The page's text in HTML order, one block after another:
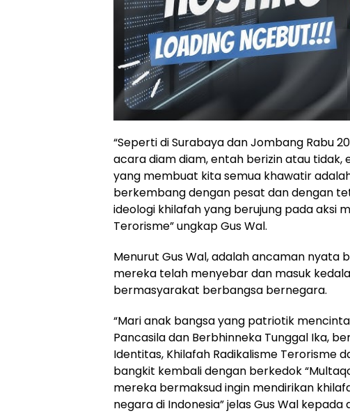
“Seperti di Surabaya dan Jombang Rabu
acara diam diam, entah berizin atau
yang membuat kita semua khawatir
berkembang dengan pesat dan dengan
ideologi khilafah yang berujung pada aksi
Terorisme” ungkap Gus Wal.
Menurut Gus Wal, adalah ancaman nyata
mereka telah menyebar dan masuk
bermasyarakat berbangsa bernegara.
“Mari anak bangsa yang patriotik
Pancasila dan Berbhinneka Tunggal Ika,
Identitas, Khilafah Radikalisme Terorisme
bangkit kembali dengan berkedok
mereka bermaksud ingin mendirikan
negara di Indonesia” jelas Gus Wal kepada